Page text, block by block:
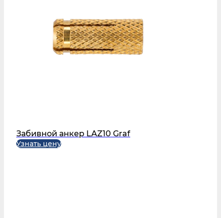
Забивной анкер LAZ10 Graf
Узнать цену